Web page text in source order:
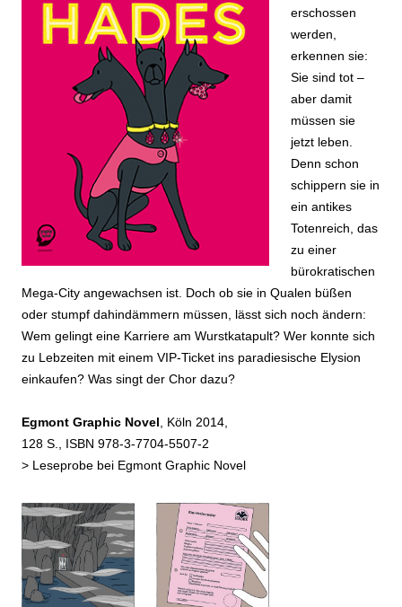
erschossen
werden,
erkennen sie:
Sie sind tot –
aber damit
müssen sie
jetzt leben.
Denn schon
schippern sie in
ein antikes
Totenreich, das
zu einer
bürokratischen
Mega-City angewachsen ist. Doch ob sie in Qualen büßen
oder stumpf dahindämmern müssen, lässt sich noch ändern:
Wem gelingt eine Karriere am Wurstkatapult? Wer konnte sich
zu Lebzeiten mit einem VIP-Ticket ins paradiesische Elysion
einkaufen? Was singt der Chor dazu?
Egmont Graphic Novel, Köln 2014,
128 S., ISBN 978-3-7704-5507-2
> Leseprobe bei Egmont Graphic Novel